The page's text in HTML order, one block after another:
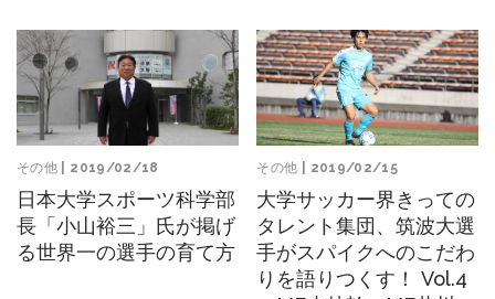
その他 | 2019/02/18
日本大学スポーツ科学部
長「小山裕三」氏が掲げ
る世界一の選手の育て方
その他 | 2019/02/15
大学サッカー界きっての
タレント集団、筑波大選
手がスパイクへのこだわ
りを語りつくす！ Vol.4